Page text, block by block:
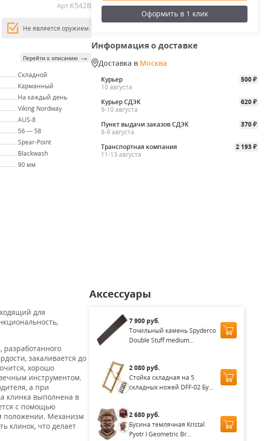
Арт.K542B
Не является оружием
Перейти к описанию →
Складной
Карманный
На каждый день
Viking Nordway
AUS-8
56 — 58
Spear-Point
Blackwash
90 мм
Оформить в 1 клик
Информация о доставке
Доставка в Москва
Курьер 500 ₽
10 августа
Курьер СДЭК
620 ₽
9-10 августа
Пункт выдачи заказов СДЭК
370 ₽
8-9 августа
Транспортная компания
2 193 ₽
11-13 августа
для
разработанного
закаливается до
хорошо
инструментом.
а при
клинка выполнена в
с помощью
положении. Механизм
клинок, что делает
Аксессуары
7 900 руб.
Точильный камень Spyderco
Double Stuff medium...
2 080 руб.
Стойка складная на 5
складных ножей DFF-02 Бу...
2 680 руб.
Бусина темлячная Kristal
Pyotr I Geometric Br...